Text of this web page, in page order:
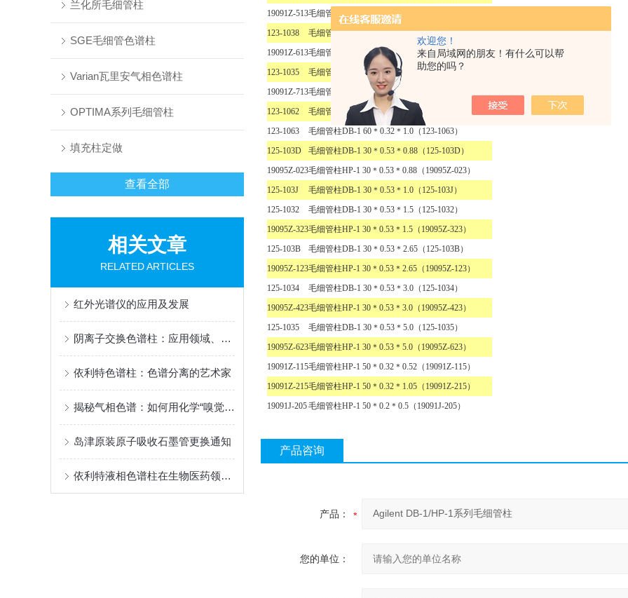
欢迎您！
来自局域网的朋友！有什么可以帮
助您的吗？
兰化所毛细管柱
SGE毛细管色谱柱
Varian瓦里安气相色谱柱
OPTIMA系列毛细管柱
填充柱定做
查看全部
相关文章
RELATED ARTICLES
红外光谱仪的应用及发展
阴离子交换色谱柱：应用领域、使用方法与维护要点
依利特色谱柱：色谱分离的艺术家
揭秘气相色谱：如何用化学“嗅觉”解析复杂混合物？
岛津原装原子吸收石墨管更换通知
依利特液相色谱柱在生物医药领域的应用与优势
19091Z-513毛细管柱 HP-1 30 ＊0.32＊
123-1038
毛细管柱DB-1 30＊0.32＊4.0（123-1038）
19091Z-613毛细管柱 HP-1 30＊.032＊
4.0（19091Z-613）
123-1035
毛细管柱 DB-1 30＊0.32＊ 5.0（123-1035）
19091Z-713毛细管柱 ＊0.32＊
123-1062
毛细管柱 DB-1 60＊0.32 ＊0.25（123-1062）
123-1063
毛细管柱DB-1 60 ＊ 0.32 ＊ 1.0（123-1063）
125-103D
毛细管柱DB-1 30 ＊ 0.53 ＊ 0.88（125-103D）
19095Z-023毛细管柱HP-1 30 ＊ 0.53 ＊ 0.88（19095Z-023）
125-103J
毛细管柱DB-1 30 ＊ 0.53 ＊ 1.0（125-103J）
125-1032
毛细管柱DB-1 30 ＊ 0.53 ＊ 1.5（125-1032）
19095Z-323毛细管柱HP-1 30 ＊ 0.53 ＊ 1.5（19095Z-323）
125-103B
毛细管柱DB-1 30 ＊ 0.53 ＊ 2.65（125-103B）
19095Z-123毛细管柱HP-1 30 ＊ 0.53 ＊ 2.65（19095Z-123）
125-1034
毛细管柱DB-1 30 ＊ 0.53 ＊ 3.0（125-1034）
19095Z-423毛细管柱HP-1 30 ＊ 0.53 ＊ 3.0（19095Z-423）
125-1035
毛细管柱DB-1 30 ＊ 0.53 ＊ 5.0（125-1035）
19095Z-623毛细管柱HP-1 30 ＊ 0.53 ＊ 5.0（19095Z-623）
19091Z-115毛细管柱HP-1 50 ＊ 0.32 ＊ 0.52 （ 19091Z-115）
19091Z-215毛细管柱HP-1 50 ＊ 0.32 ＊ 1.05 （ 19091Z-215）
19091J-205毛细管柱HP-1 50 ＊ 0.2 ＊ 0.5 （ 19091J-205）
产品咨询
产品：
您的单位：